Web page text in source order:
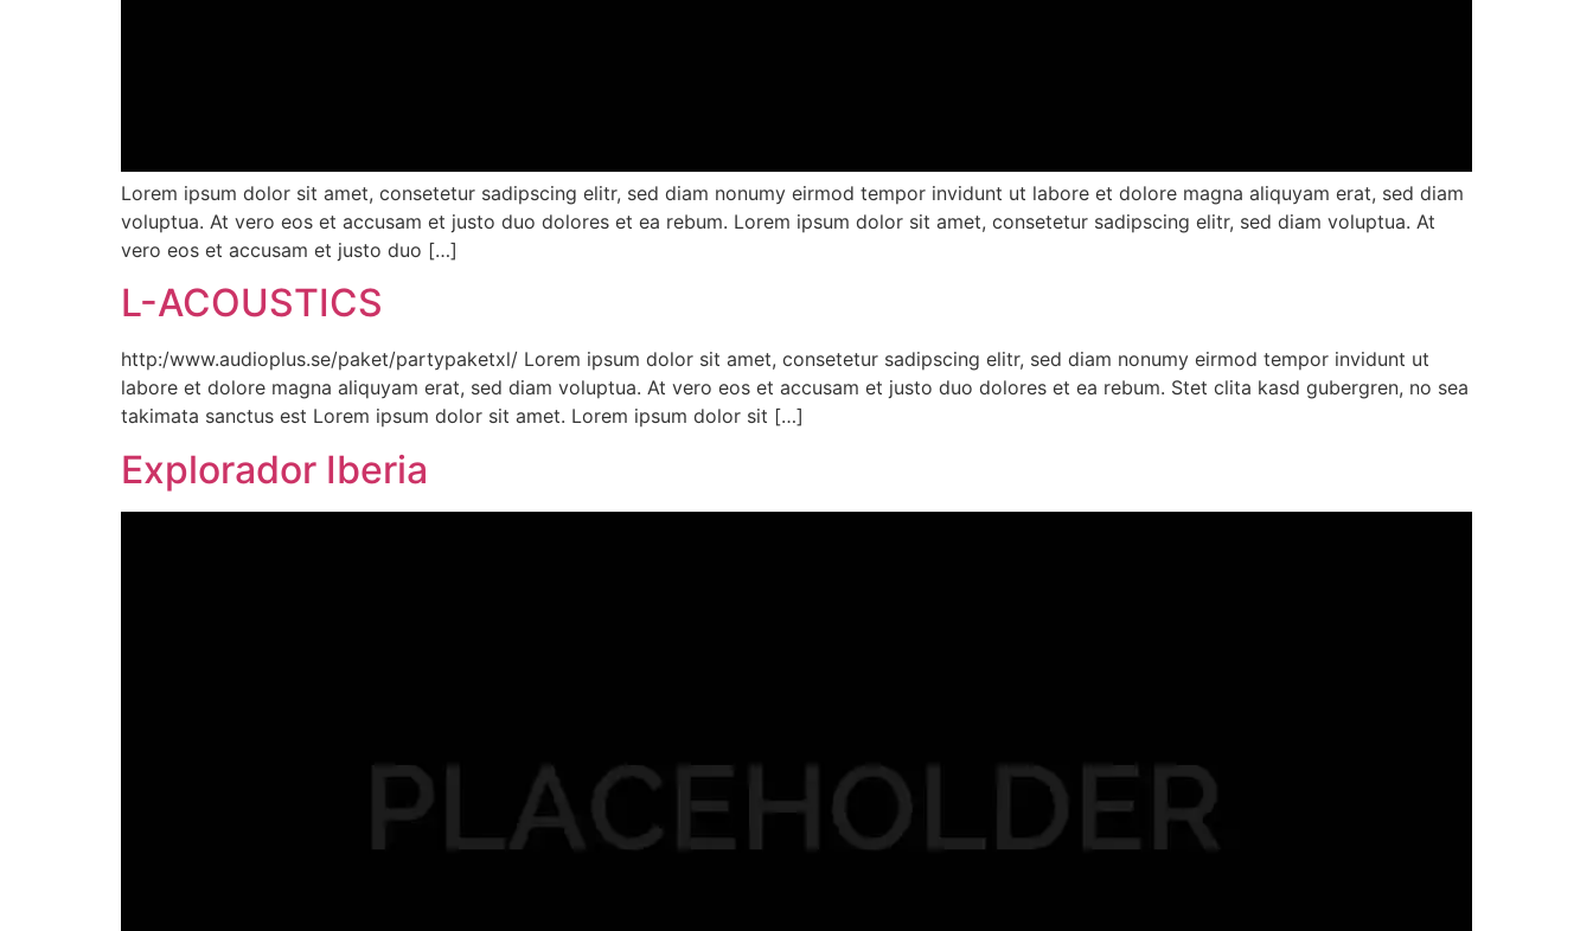
Lorem ipsum dolor sit amet, consetetur sadipscing elitr, sed diam nonumy eirmod tempor invidunt ut labore et dolore magna aliquyam erat, sed diam
voluptua. At vero eos et accusam et justo duo dolores et ea rebum. Lorem ipsum dolor sit amet, consetetur sadipscing elitr, sed diam voluptua. At
vero eos et accusam et justo duo […]
L-ACOUSTICS
http:/www.audioplus.se/paket/partypaketxl/ Lorem ipsum dolor sit amet, consetetur sadipscing elitr, sed diam nonumy eirmod tempor invidunt ut
labore et dolore magna aliquyam erat, sed diam voluptua. At vero eos et accusam et justo duo dolores et ea rebum. Stet clita kasd gubergren, no sea
takimata sanctus est Lorem ipsum dolor sit amet. Lorem ipsum dolor sit […]
Explorador Iberia